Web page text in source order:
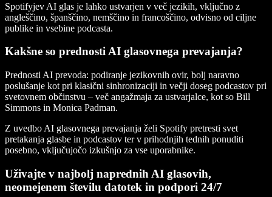
Spotifyjev AI glas je lahko ustvarjen v več jezikih, vključno z
angleščino, španščino, nemščino in francoščino, odvisno od ciljne
publike in vsebine podcasta.
Kakšne so prednosti AI glasovnega prevajanja?
Prednosti AI prevoda: podiranje jezikovnih ovir, bolj naravno
poslušanje kot pri klasični sinhronizaciji in večji doseg podcastov pri
svetovnem občinstvu – več angažmaja za ustvarjalce, kot so Bill
Simmons in Monica Padman.
Z uvedbo AI glasovnega prevajanja želi Spotify pretresti svet
pretakanja glasbe in podcastov ter v prihodnjih tednih ponuditi
posebno, vključujočo izkušnjo za vse uporabnike.
Uživajte v najbolj naprednih AI glasovih,
neomejenem številu datotek in podpori 24/7